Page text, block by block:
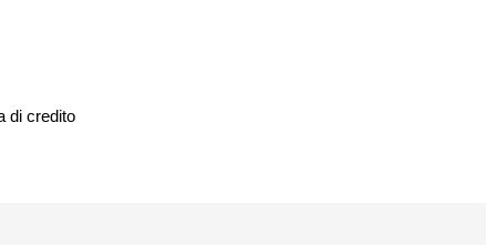
di credito